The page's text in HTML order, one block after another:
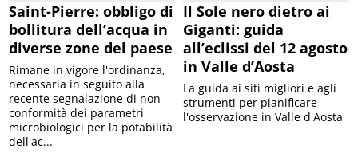
Saint-Pierre: obbligo di
bollitura dell’acqua in
diverse zone del paese
Rimane in vigore l'ordinanza,
necessaria in seguito alla
recente segnalazione di non
conformità dei parametri
microbiologici per la potabilità
dell'ac...
Il Sole nero dietro ai
Giganti: guida
all’eclissi del 12 agosto
in Valle d’Aosta
La guida ai siti migliori e agli
strumenti per pianificare
l'osservazione in Valle d'Aosta